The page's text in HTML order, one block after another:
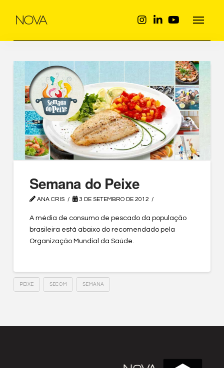
Semana do Peixe
ANA CRIS 3 DE SETEMBRO DE 2012
A média de consumo de pescado da população
brasileira está abaixo do recomendado pela
Organização Mundial da Saúde.
PEIXE SECOM SEMANA